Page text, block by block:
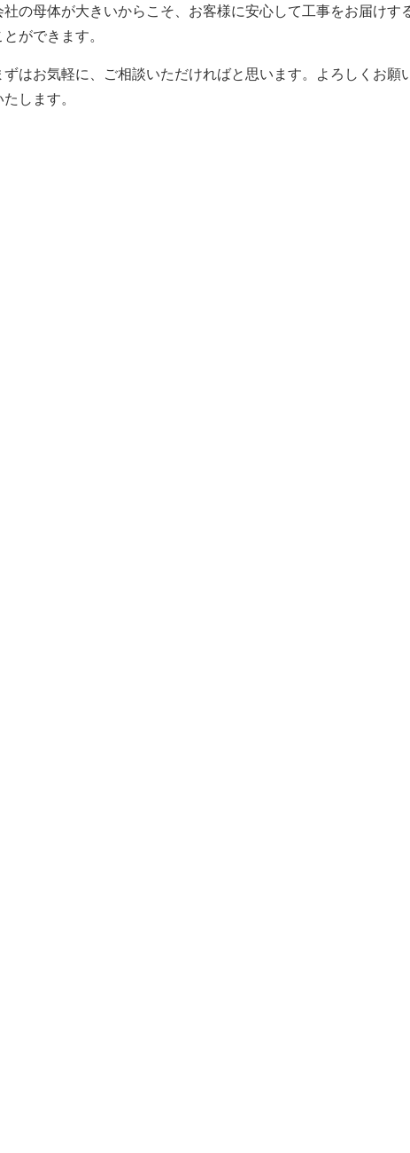
社の母体が大きいからこそ、お客様に安心して工事をお届けす
とができます。
ずはお気軽に、ご相談いただければと思います。よろしくお願
たします。